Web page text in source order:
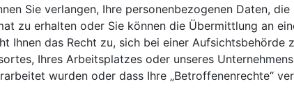
Sie verlangen, Ihre personenbezogenen Daten,
zu erhalten oder Sie können die Übermittlung an
Ihnen das Recht zu, sich bei einer
Ihres Arbeitsplatzes oder unseres
wurden oder dass Ihre „Betroffenenrechte“